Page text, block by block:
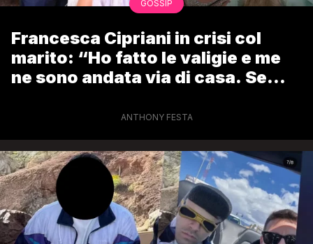
GOSSIP
Francesca Cipriani in crisi col
marito: “Ho fatto le valigie e me
ne sono andata via di casa. Se
ANTHONY FESTA